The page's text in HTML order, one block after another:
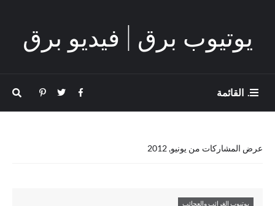
يوتيوب برق | فيديو برق
. القائمة
عرض المشاركات من يونيو, 2012
يوتيوب الغرائب والعجائب